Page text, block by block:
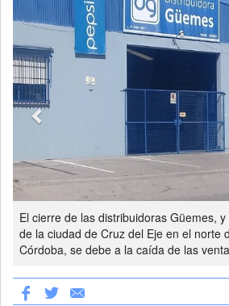
El cierre de las distribuidoras Güemes,
de la ciudad de Cruz del Eje en el norte
Córdoba, se debe a la caída de las